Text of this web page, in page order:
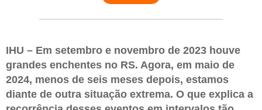
IHU – Em setembro e novembro de 2023 houve
grandes enchentes no RS. Agora, em maio de
2024, menos de seis meses depois, estamos
diante de outra situação extrema. O que explica a